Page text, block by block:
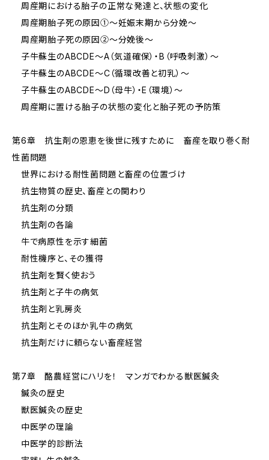
周産期における胎子の正常な発達と、状態の変化
周産期胎子死の原因①～妊娠末期から分娩～
周産期胎子死の原因②～分娩後～
子牛蘇生のABCDE～A（気道確保）・B（呼吸刺激）～
子牛蘇生のABCDE～C（循環改善と初乳）～
子牛蘇生のABCDE～D（母牛）・E（環境）～
周産期に置ける胎子の状態の変化と胎子死の予防策
第6章 抗生剤の恩恵を後世に残すために 畜産を取り巻く耐
性菌問題
世界における耐性菌問題と畜産の位置づけ
抗生物質の歴史、畜産との関わり
抗生剤の分類
抗生剤の各論
牛で病原性を示す細菌
耐性機序と、その獲得
抗生剤を賢く使おう
抗生剤と子牛の病気
抗生剤と乳房炎
抗生剤とそのほか乳牛の病気
抗生剤だけに頼らない畜産経営
第7章 酪農経営にハリを！ マンガでわかる獣医鍼灸
鍼灸の歴史
獣医鍼灸の歴史
中医学の理論
中医学的診断法